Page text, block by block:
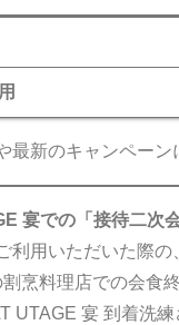
新のキャンペーン
宴での「接待二次
利用いただいた際の
烹料理店での会食
宴 到着洗練